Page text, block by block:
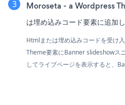
Moroseta - a Wordpress
は埋め込みコード要素に追加
Htmlまたは埋め込みコードを受け
Theme要素にBanner slideshowス
してライブページを表示すると、